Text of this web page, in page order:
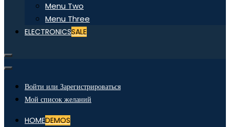
Menu Two
Menu Three
ELECTRONICSSALE
Войти или Зарегистрироваться
Мой список желаний
HOMEDEMOS